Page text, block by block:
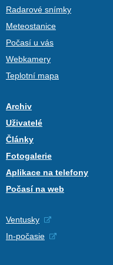
Radarové snímky
Meteostanice
Počasí u vás
Webkamery
Teplotní mapa
Archiv
Uživatelé
Články
Fotogalerie
Aplikace na telefony
Počasí na web
Ventusky
In-počasie